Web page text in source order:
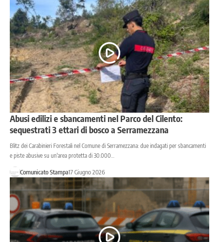
Abusi edilizi e sbancamenti nel Parco del Cilento:
sequestrati 3 ettari di bosco a Serramezzana
Blitz dei Carabinieri Forestali nel Comune di Serramezzana: due indagati per sbancamenti
e piste abusive su un'area protetta di 30.000…
Comunicato Stampa17 Giugno 2026